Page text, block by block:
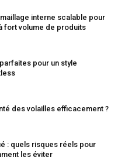
interne scalable pour
fort volume de produits
pour un style
des volailles efficacement ?
: quels risques réels pour
les éviter